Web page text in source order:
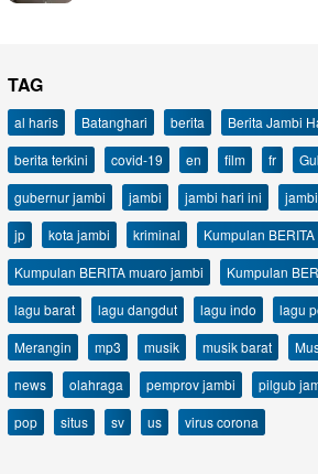
TAG
al haris Batanghari berita Berita Jambi
berita terkini
covid-19 en film fr
gubernur jambi
jambi jambi hari ini
jp
kota jambi kriminal
Kumpulan
Kumpulan BERITA muaro jambi
Kumpulan
lagu barat
lagu dangdut lagu indo lagu
Merangin
mp3 musik musik barat
news
olahraga pemprov jambi pilgub
pop
situs sv us virus corona